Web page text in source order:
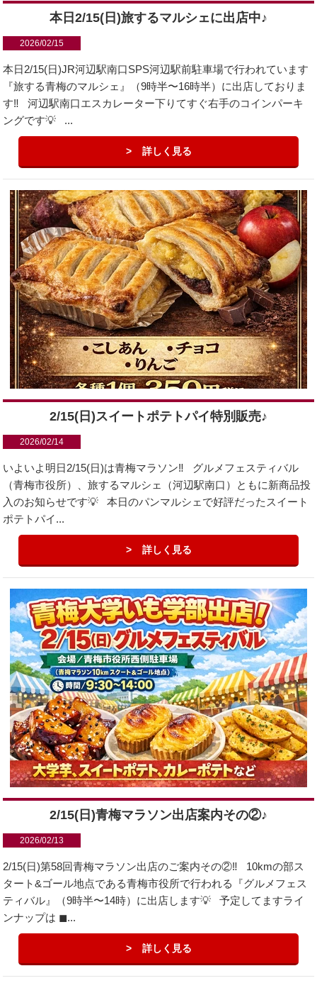
本日2/15(日)旅するマルシェに出店中♪
2026/02/15
本日2/15(日)JR河辺駅南口SPS河辺駅前駐車場で行われています
『旅する青梅のマルシェ』（9時半〜16時半）に出店しておりま
す‼️ 河辺駅南口エスカレーター下りてすぐ右手のコインパーキ
ングです💡 ...
詳しく見る
2/15(日)スイートポテトパイ特別販売♪
2026/02/14
いよいよ明日2/15(日)は青梅マラソン‼️ グルメフェスティバル
（青梅市役所）、旅するマルシェ（河辺駅南口）ともに新商品投
入のお知らせです💡 本日のパンマルシェで好評だったスイート
ポテトパイ...
詳しく見る
2/15(日)青梅マラソン出店案内その②♪
2026/02/13
2/15(日)第58回青梅マラソン出店のご案内その②‼️ 10kmの部ス
タート&ゴール地点である青梅市役所で行われる『グルメフェス
ティバル』（9時半〜14時）に出店します💡 予定してますライ
ンナップは ◼...
詳しく見る